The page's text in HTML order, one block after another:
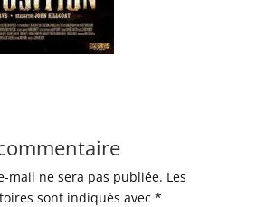
mail ne sera pas publiée. Les
sont indiqués avec *